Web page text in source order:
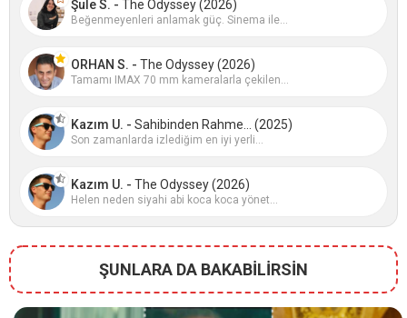
Şule S. - The Odyssey (2026)
Beğenmeyenleri anlamak güç. Sinema ile...
ORHAN S. - The Odyssey (2026)
Tamamı IMAX 70 mm kameralarla çekilen...
Kazım U. - Sahibinden Rahme... (2025)
Son zamanlarda izlediğim en iyi yerli...
Kazım U. - The Odyssey (2026)
Helen neden siyahi abi koca koca yönet...
ŞUNLARA DA BAKABİLİRSİN